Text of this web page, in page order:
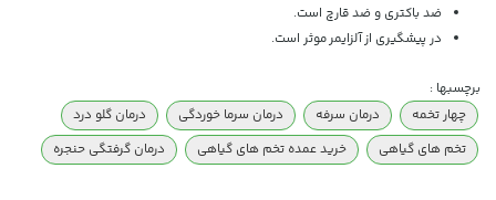
ضد باکتری و ضد قارچ است.
در پیشگیری ازآلزایمرموثر است.
برچسبها :
چهار تخمه
درمان سرفه درمان سرما خوردگی
درمان گلو درد
تخم های گیاهی
خرید عمده تخم های گیاهی درمان گرفتگی حنجره